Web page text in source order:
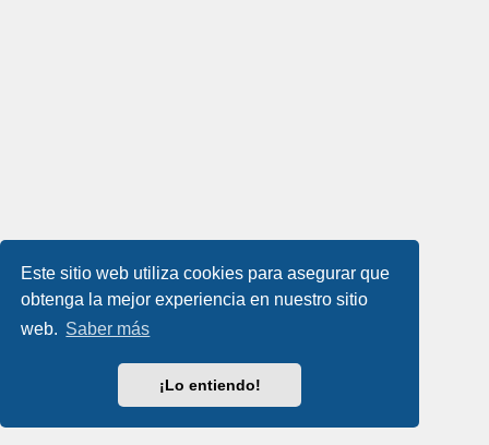
Este sitio web utiliza cookies para asegurar que
obtenga la mejor experiencia en nuestro sitio
web. Saber más
¡Lo entiendo!